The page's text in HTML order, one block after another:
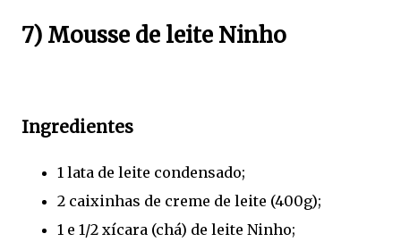
7) Mousse de leite Ninho
Ingredientes
1 lata de leite condensado;
2 caixinhas de creme de leite (400g);
1 e 1/2 xícara (chá) de leite Ninho;